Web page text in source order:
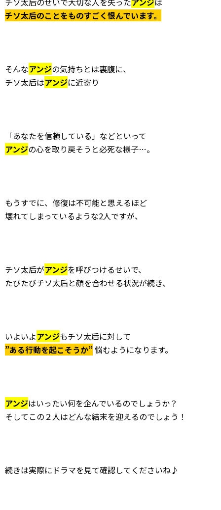
チソ太后のことをものすごく恨んでいます。
そんなアンジの気持ちとは裏腹に、
チソ太后はアンジに近寄り
「あなたを信頼している」などといって
アンジの心を取り戻そうと必死な様子…。
もうすでに、修復は不可能と思えるほど
壊れてしまっているような2人ですが、
チソ太后がアンジを呼びつけるせいで、
たびたびチソ太后と顔を合わせる状況が続き、
いよいよアンジもチソ太后に対して
”ある行動を起こそうか”悩むようになります。
アンジはいったい何を企んでいるのでしょうか？
そしてこの２人はどんな結末を迎えるのでしょう！
続きは実際にドラマを見て確認してくださいね♪